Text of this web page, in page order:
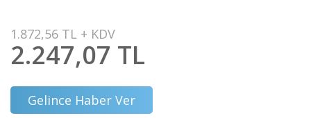
1.872,56 TL + KDV
2.247,07 TL
Gelince Haber Ver